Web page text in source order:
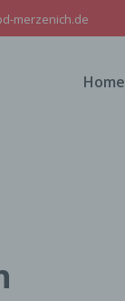
merzenich.de
Home